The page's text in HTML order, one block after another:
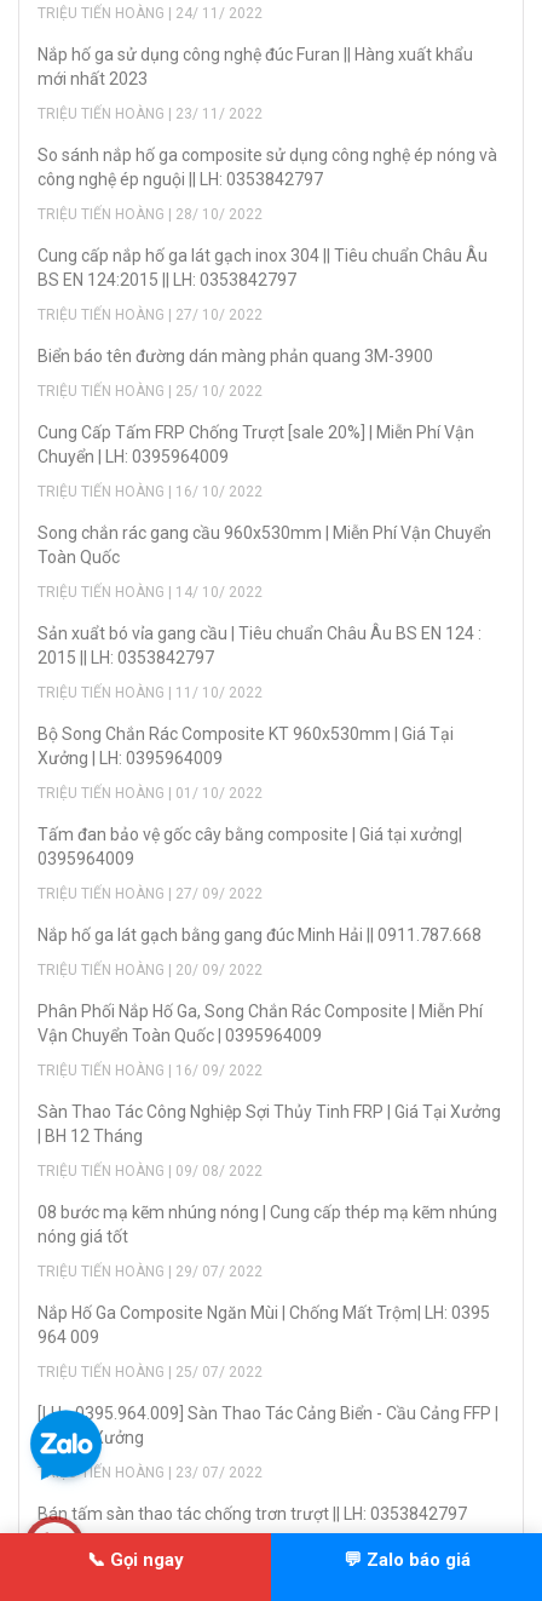
TRIỆU TIẾN HOÀNG | 24/ 11/ 2022
Nắp hố ga sử dụng công nghệ đúc Furan || Hàng xuất khẩu
mới nhất 2023
TRIỆU TIẾN HOÀNG | 23/ 11/ 2022
So sánh nắp hố ga composite sử dụng công nghệ ép nóng và
công nghệ ép nguội || LH: 0353842797
TRIỆU TIẾN HOÀNG | 28/ 10/ 2022
Cung cấp nắp hố ga lát gạch inox 304 || Tiêu chuẩn Châu Âu
BS EN 124:2015 || LH: 0353842797
TRIỆU TIẾN HOÀNG | 27/ 10/ 2022
Biển báo tên đường dán màng phản quang 3M-3900
TRIỆU TIẾN HOÀNG | 25/ 10/ 2022
Cung Cấp Tấm FRP Chống Trượt [sale 20%] | Miễn Phí Vận
Chuyển | LH: 0395964009
TRIỆU TIẾN HOÀNG | 16/ 10/ 2022
Song chắn rác gang cầu 960x530mm | Miễn Phí Vận Chuyển
Toàn Quốc
TRIỆU TIẾN HOÀNG | 14/ 10/ 2022
Sản xuẩt bó vỉa gang cầu | Tiêu chuẩn Châu Âu BS EN 124 :
2015 || LH: 0353842797
TRIỆU TIẾN HOÀNG | 11/ 10/ 2022
Bộ Song Chắn Rác Composite KT 960x530mm | Giá Tại
Xưởng | LH: 0395964009
TRIỆU TIẾN HOÀNG | 01/ 10/ 2022
Tấm đan bảo vệ gốc cây bằng composite | Giá tại xưởng|
0395964009
TRIỆU TIẾN HOÀNG | 27/ 09/ 2022
Nắp hố ga lát gạch bằng gang đúc Minh Hải || 0911.787.668
TRIỆU TIẾN HOÀNG | 20/ 09/ 2022
Phân Phối Nắp Hố Ga, Song Chắn Rác Composite | Miễn Phí
Vận Chuyển Toàn Quốc | 0395964009
TRIỆU TIẾN HOÀNG | 16/ 09/ 2022
Sàn Thao Tác Công Nghiệp Sợi Thủy Tinh FRP | Giá Tại Xưởng
| BH 12 Tháng
TRIỆU TIẾN HOÀNG | 09/ 08/ 2022
08 bước mạ kẽm nhúng nóng | Cung cấp thép mạ kẽm nhúng
nóng giá tốt
TRIỆU TIẾN HOÀNG | 29/ 07/ 2022
Nắp Hố Ga Composite Ngăn Mùi | Chống Mất Trộm| LH: 0395
964 009
TRIỆU TIẾN HOÀNG | 25/ 07/ 2022
[LH - 0395.964.009] Sàn Thao Tác Cảng Biển - Cầu Cảng FFP |
Giá Tại Xưởng
TRIỆU TIẾN HOÀNG | 23/ 07/ 2022
Bán tấm sàn thao tác chống trơn trượt || LH: 0353842797
📞 Gọi ngay 💬 Zalo báo giá